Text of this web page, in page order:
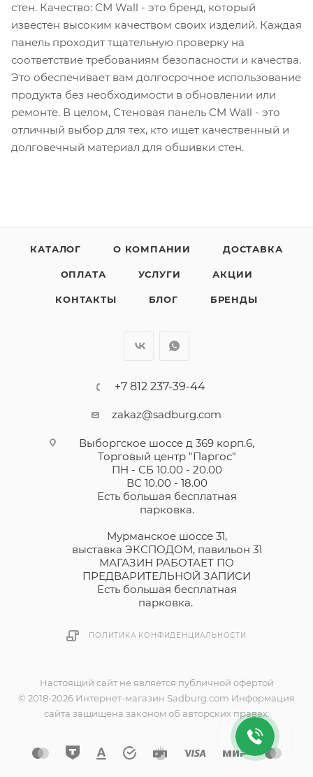
стен. Качество: CM Wall - это бренд, который
известен высоким качеством своих изделий. Каждая
панель проходит тщательную проверку на
соответствие требованиям безопасности и качества.
Это обеспечивает вам долгосрочное использование
продукта без необходимости в обновлении или
ремонте. В целом, Стеновая панель CM Wall - это
отличный выбор для тех, кто ищет качественный и
долговечный материал для обшивки стен.
КАТАЛОГ О КОМПАНИИ ДОСТАВКА
ОПЛАТА УСЛУГИ АКЦИИ
КОНТАКТЫ БЛОГ БРЕНДЫ
+7 812 237-39-44
zakaz@sadburg.com
Выборгское шоссе д 369 корп.6,
Торговый центр "Паргос"
ПН - СБ 10.00 - 20.00
ВС 10.00 - 18.00
Есть большая бесплатная
парковка.
Мурманское шоссе 31,
выставка ЭКСПОДОМ, павильон 31
МАГАЗИН РАБОТАЕТ ПО
ПРЕДВАРИТЕЛЬНОЙ ЗАПИСИ
Есть большая бесплатная
парковка.
ПОЛИТИКА КОНФИДЕНЦИАЛЬНОСТИ
Настоящий сайт не является публичной офертой
© 2018-2026 Интернет-магазин Sadburg.com Информация
сайта защищена законом об авторских правах.